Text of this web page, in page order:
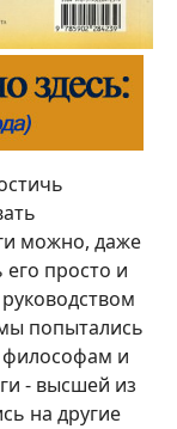
можно, даже
его просто и
попытались
философам и
- высшей из
на другие